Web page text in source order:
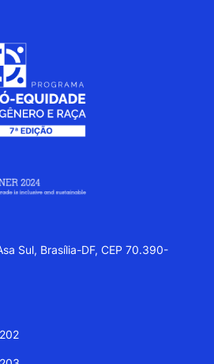
Sul, Brasília-DF, CEP 70.390-